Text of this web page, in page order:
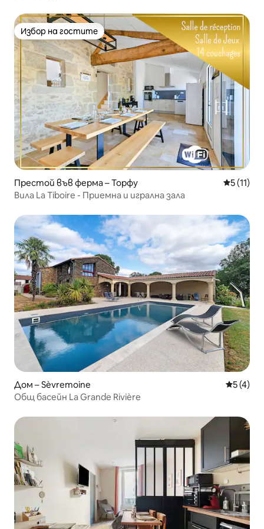
Избор на гостите
Избор на гостите
Престой във ферма – Торфу Средна
5 (11)
Вила La Tiboire - Приемна и игрална зала
Дом – Sèvremoine Средна
5 (4)
Общ басейн La Grande Rivière